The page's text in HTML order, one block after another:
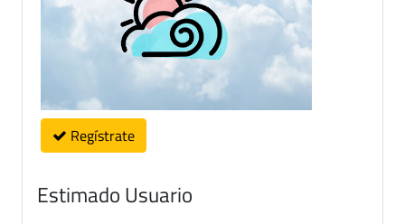
Regístrate
Estimado Usuario